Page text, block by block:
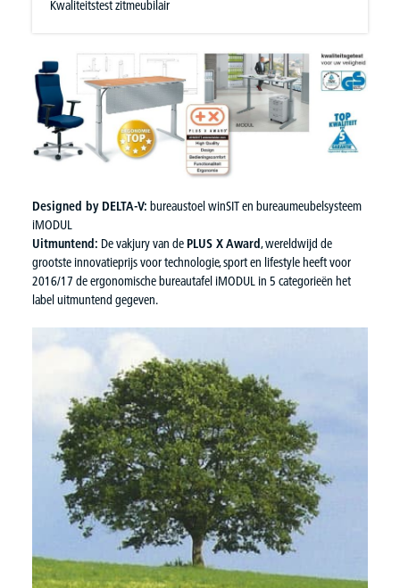
Kwaliteitstest zitmeubilair
Designed by DELTA-V: bureaustoel winSIT en bureaumeubelsysteem
iMODUL
Uitmuntend: De vakjury van de PLUS X Award, wereldwijd de
grootste innovatieprijs voor technologie, sport en lifestyle heeft voor
2016/17 de ergonomische bureautafel iMODUL in 5 categorieën het
label uitmuntend gegeven.